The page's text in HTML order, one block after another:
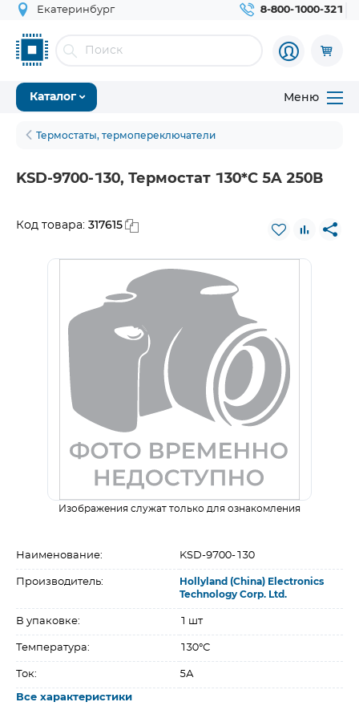
Екатеринбург 8-800-1000-321
Каталог Меню
Термостаты, термопереключатели
KSD-9700-130, Термостат 130*C 5A 250В
Код товара: 317615
Изображения служат только для ознакомления
Наименование: KSD-9700-130
Производитель:
Hollyland (China) Electronics
Technology Corp. Ltd.
В упаковке: 1 шт
Температура: 130°С
Ток: 5А
Все характеристики